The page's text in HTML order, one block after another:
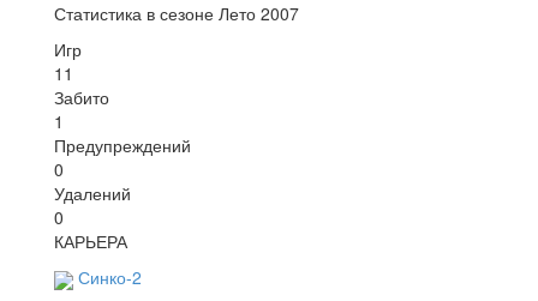
Статистика в сезоне Лето 2007
Игр
11
Забито
1
Предупреждений
0
Удалений
0
КАРЬЕРА
Синко-2